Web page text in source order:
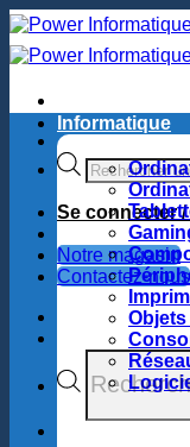
Passer
au
contenu
Recherche
de
produits
Se connecter /
Notre magasin
Contactez-nous
Recherche
de
Informatique